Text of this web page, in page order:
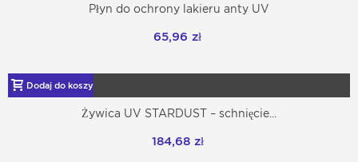
Płyn do ochrony lakieru anty UV
65,96 zł
Dodaj do koszyka
Żywica UV STARDUST – schnięcie...
184,68 zł